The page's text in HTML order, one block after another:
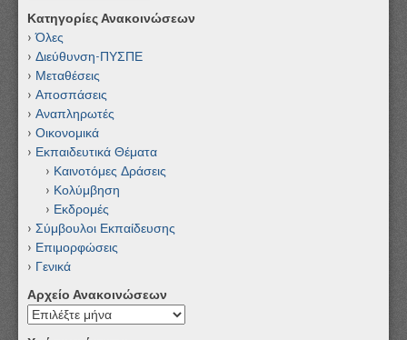
Κατηγορίες Ανακοινώσεων
Όλες
Διεύθυνση-ΠΥΣΠΕ
Μεταθέσεις
Αποσπάσεις
Αναπληρωτές
Οικονομικά
Εκπαιδευτικά Θέματα
Καινοτόμες Δράσεις
Κολύμβηση
Εκδρομές
Σύμβουλοι Εκπαίδευσης
Επιμορφώσεις
Γενικά
Αρχείο Ανακοινώσεων
Αρχείο